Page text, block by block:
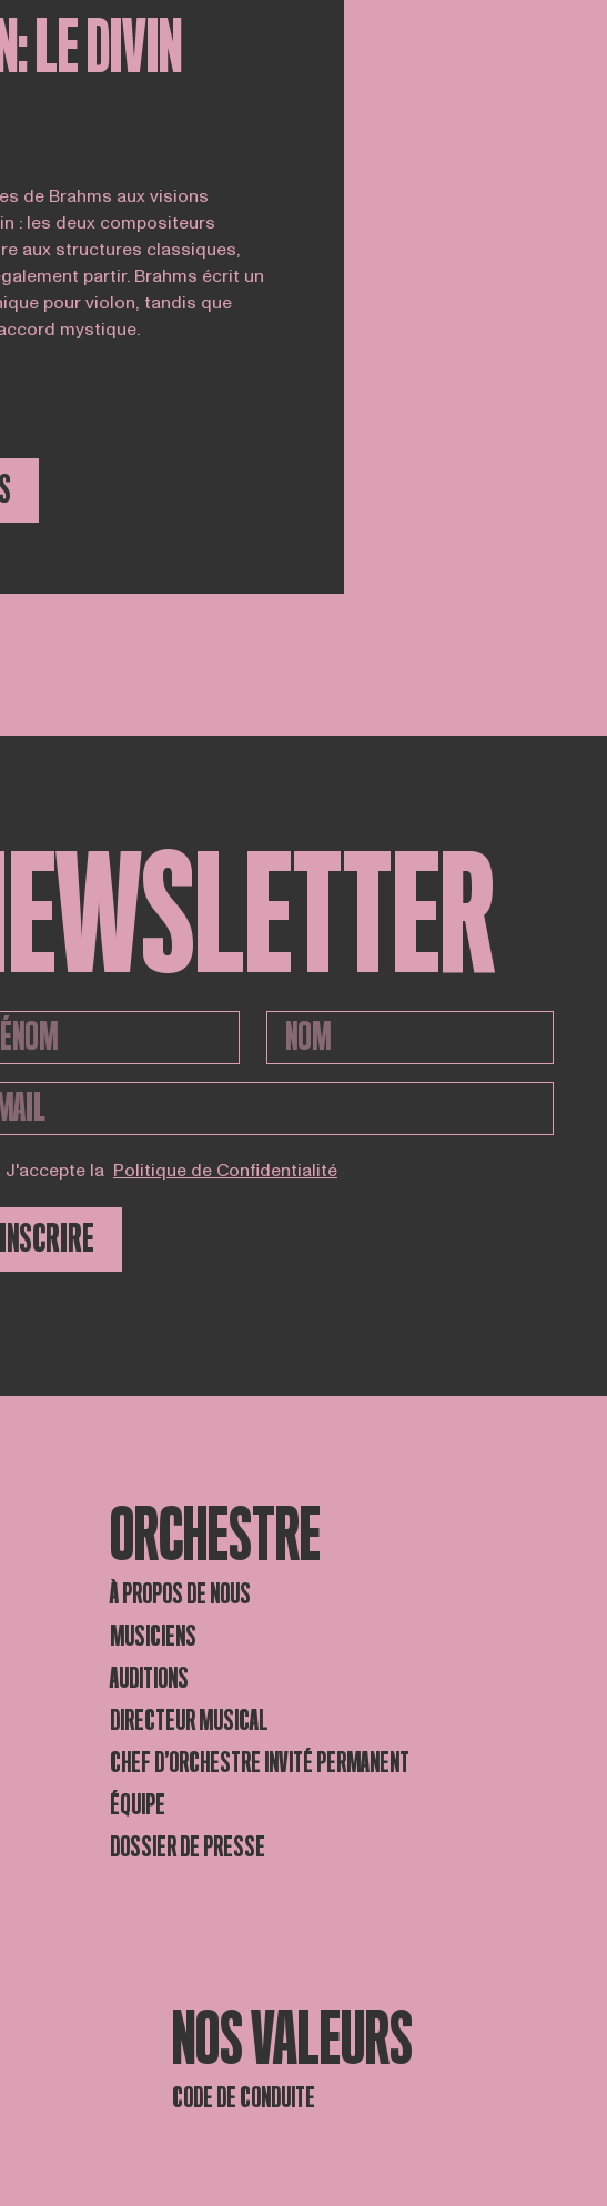
LE DIVIN
de Brahms aux visions
: les deux compositeurs
aux structures classiques,
partir. Brahms écrit un
pour violon, tandis que
mystique.
J'accepte la Politique de Confidentialité
ORCHESTRE
À PROPOS DE NOUS
MUSICIENS
AUDITIONS
DIRECTEUR MUSICAL
CHEF D’ORCHESTRE INVITÉ PERMANENT
ÉQUIPE
DOSSIER DE PRESSE
NOS VALEURS
CODE DE CONDUITE